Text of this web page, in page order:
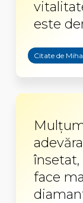
este
Citate de
însetat,
face